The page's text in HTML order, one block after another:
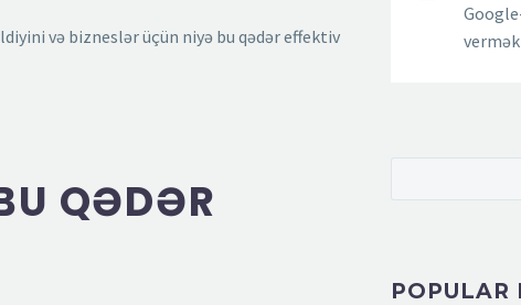
və bizneslər üçün niyə bu qədər effektiv
QƏDƏR
POPULAR